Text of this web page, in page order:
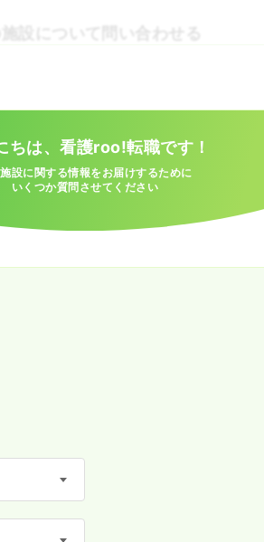
施設について問い合わせる
ちは、看護roo!転職です！
設に関する情報をお届けするために
いくつか質問させてください